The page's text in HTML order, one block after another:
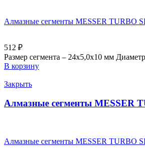
Алмазные сегменты MESSER TURBO
512 ₽
Размер сегмента – 24х5,0х10 мм
В корзину
Закрыть
Алмазные сегменты MESSER
Алмазные сегменты MESSER TURBO